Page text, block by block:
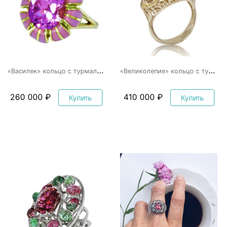
«
Василек» кольцо с турмалином и эмалью
260 000 ₽ Купить
«
Великолепие» кольцо с турмалином, родолитом и бриллиантами
410 000 ₽ Купить